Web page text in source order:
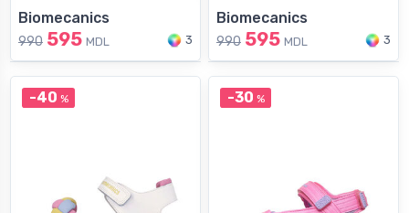
Biomecanics
990 595 MDL 3
Biomecanics
990 595 MDL 3
-40 % -30 %